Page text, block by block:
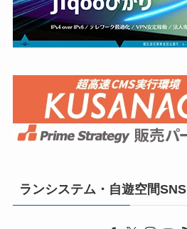
ランシステム・自遊空間SNS